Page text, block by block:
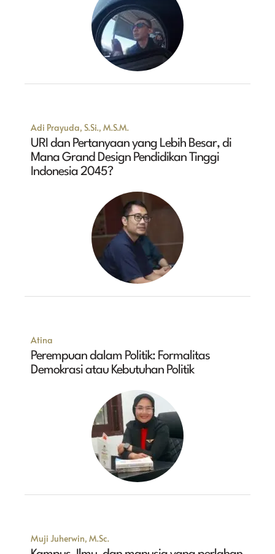
Adi Prayuda, S.Si., M.S.M.
URI dan Pertanyaan yang Lebih Besar, di
Mana Grand Design Pendidikan Tinggi
Indonesia 2045?
Atina
Perempuan dalam Politik: Formalitas
Demokrasi atau Kebutuhan Politik
Muji Juherwin, M.Sc.